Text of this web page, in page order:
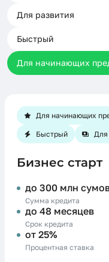
Для развития
Быстрый
Для начинающих
Для начинающих
Быстрый Для
Бизнес старт
до 300 млн
Сумма кредита
до 48 месяцев
Срок кредита
от 25%
Процентная ставка